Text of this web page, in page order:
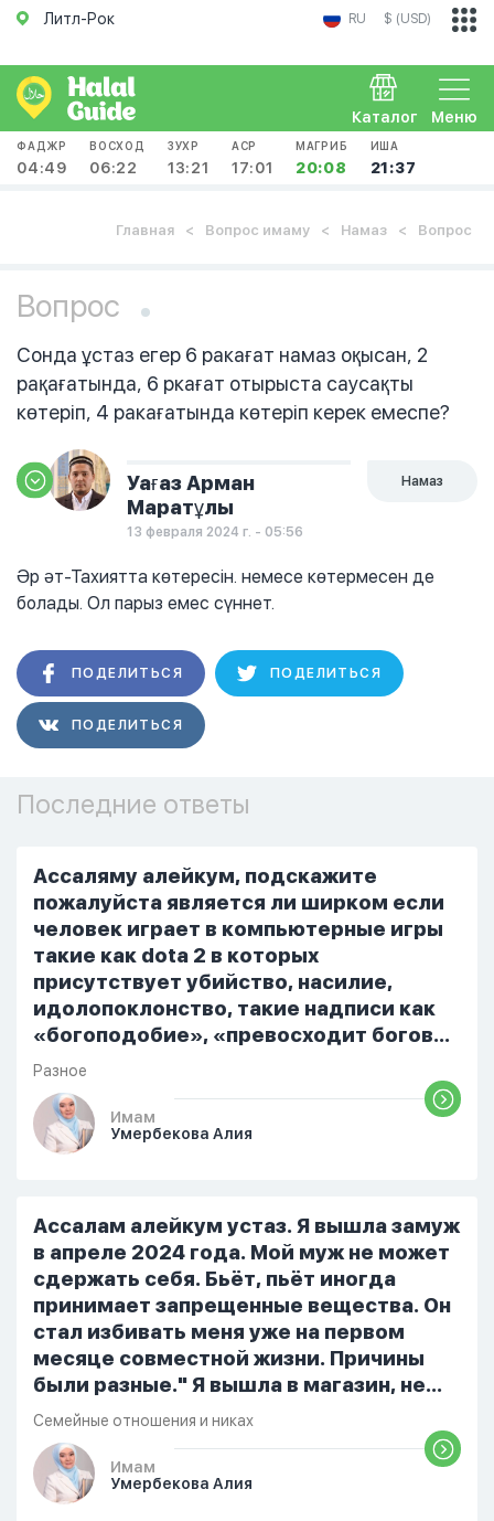
Литл-Рок RU $ (USD)
Меню
Каталог
ФАДЖР
04:49
ВОСХОД
06:22
ЗУХР
13:21
АСР
17:01
МАГРИБ
20:08
ИША
21:37
Главная Вопрос имаму Намаз Вопрос
Вопрос
Сонда ұстаз егер 6 ракағат намаз оқысан, 2
рақағатында, 6 ркағат отырыста саусақты
көтеріп, 4 ракағатында көтеріп керек емеспе?
Уағаз Арман
Маратұлы
13 февраля 2024 г. - 05:56
Намаз
Әр әт-Тахиятта көтересін. немесе көтермесен де
болады. Ол парыз емес сүннет.
ПОДЕЛИТЬСЯ ПОДЕЛИТЬСЯ
ПОДЕЛИТЬСЯ
Последние ответы
Ассаляму алейкум, подскажите
пожалуйста является ли ширком если
человек играет в компьютерные игры
такие как dota 2 в которых
присутствует убийство, насилие,
идолопоклонство, такие надписи как
«богоподобие», «превосходит богов»,
но при этом человек полностью
признает и соблюдает все столпы
Ислама и эта игра не мешает ему
выполнять ему его обязанности по
является Единым Богом и не
принимает слова и контекст игры в
серьез, относиться к игре только как к
развлечению и...
Разное
Имам
Умербекова Алия
Ассалам алейкум устаз. Я вышла замуж
в апреле 2024 года. Мой муж не может
сдержать себя. Бьёт, пьёт иногда
принимает запрещенные вещества. Он
стал избивать меня уже на первом
месяце совместной жизни. Причины
были разные." Я вышла в магазин, не
помыла вовремя посуду, не
приготовила во время еду, прошу
немного времени и любви" он никогда
не свободен для меня. С 7 утра до 8
Семейные отношения и никах
Имам
Умербекова Алия